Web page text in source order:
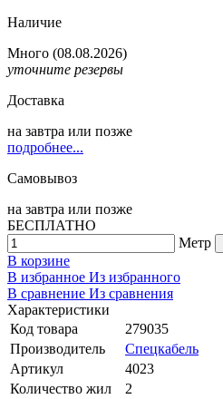
Наличие
Много (08.08.2026)
уточните резервы
Доставка
на завтра или позже
подробнее...
Самовывоз
на завтра или позже
БЕСПЛАТНО
Метр
В корзине
В избранное Из избранного
В сравнение Из сравнения
Характеристики
Код товара
279035
Производитель
Спецкабель
Артикул
4023
Количество жил
2